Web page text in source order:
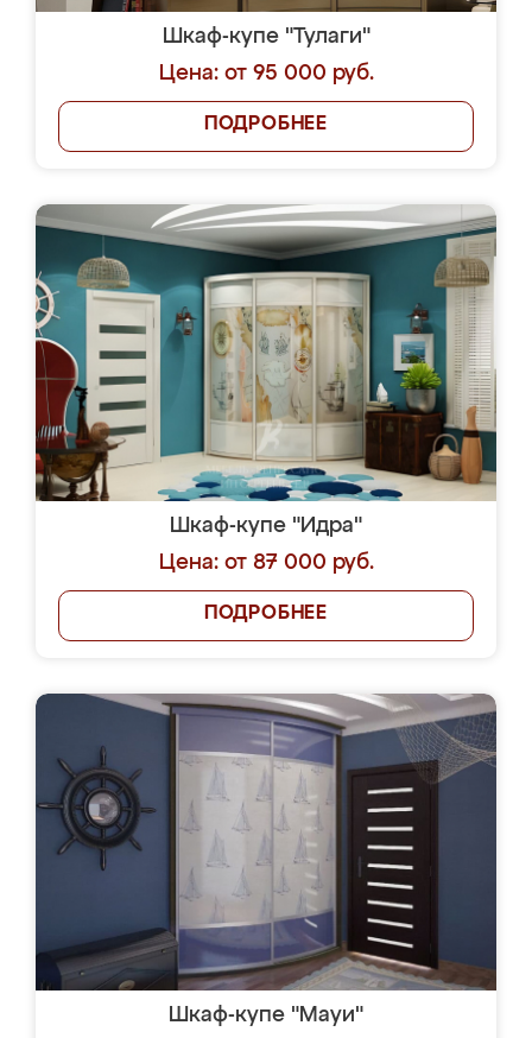
Шкаф-купе "Тулаги"
Цена: от 95 000 руб.
ПОДРОБНЕЕ
Шкаф-купе "Идра"
Цена: от 87 000 руб.
ПОДРОБНЕЕ
Шкаф-купе "Мауи"